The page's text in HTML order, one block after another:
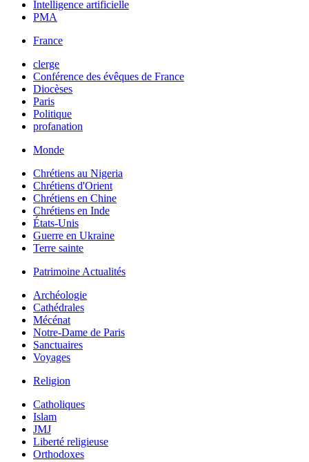
Intelligence artificielle
PMA
France
clerge
Conférence des évêques de France
Diocèses
Paris
Politique
profanation
Monde
Chrétiens au Nigeria
Chrétiens d'Orient
Chrétiens en Chine
Chrétiens en Inde
États-Unis
Guerre en Ukraine
Terre sainte
Patrimoine Actualités
Archéologie
Cathédrales
Mécénat
Notre-Dame de Paris
Sanctuaires
Voyages
Religion
Catholiques
Islam
JMJ
Liberté religieuse
Orthodoxes